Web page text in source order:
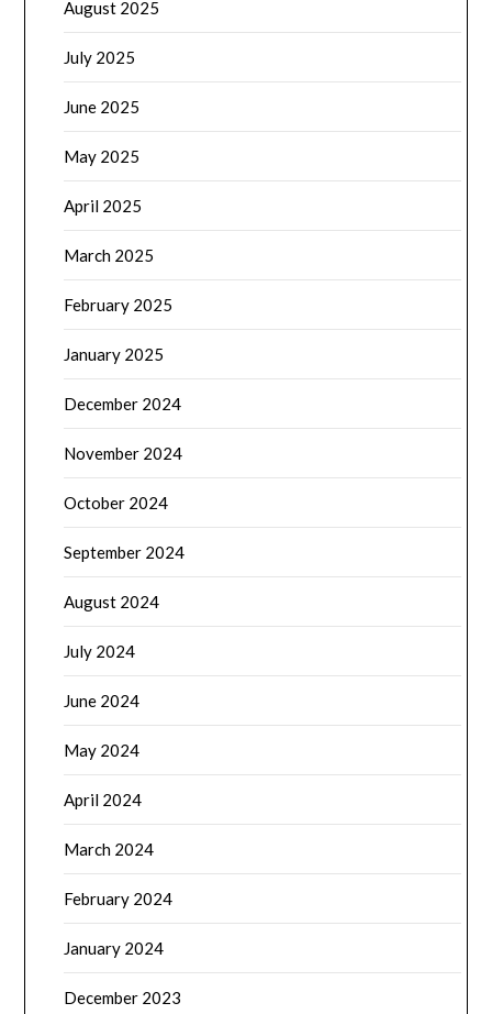
August 2025
July 2025
June 2025
May 2025
April 2025
March 2025
February 2025
January 2025
December 2024
November 2024
October 2024
September 2024
August 2024
July 2024
June 2024
May 2024
April 2024
March 2024
February 2024
January 2024
December 2023